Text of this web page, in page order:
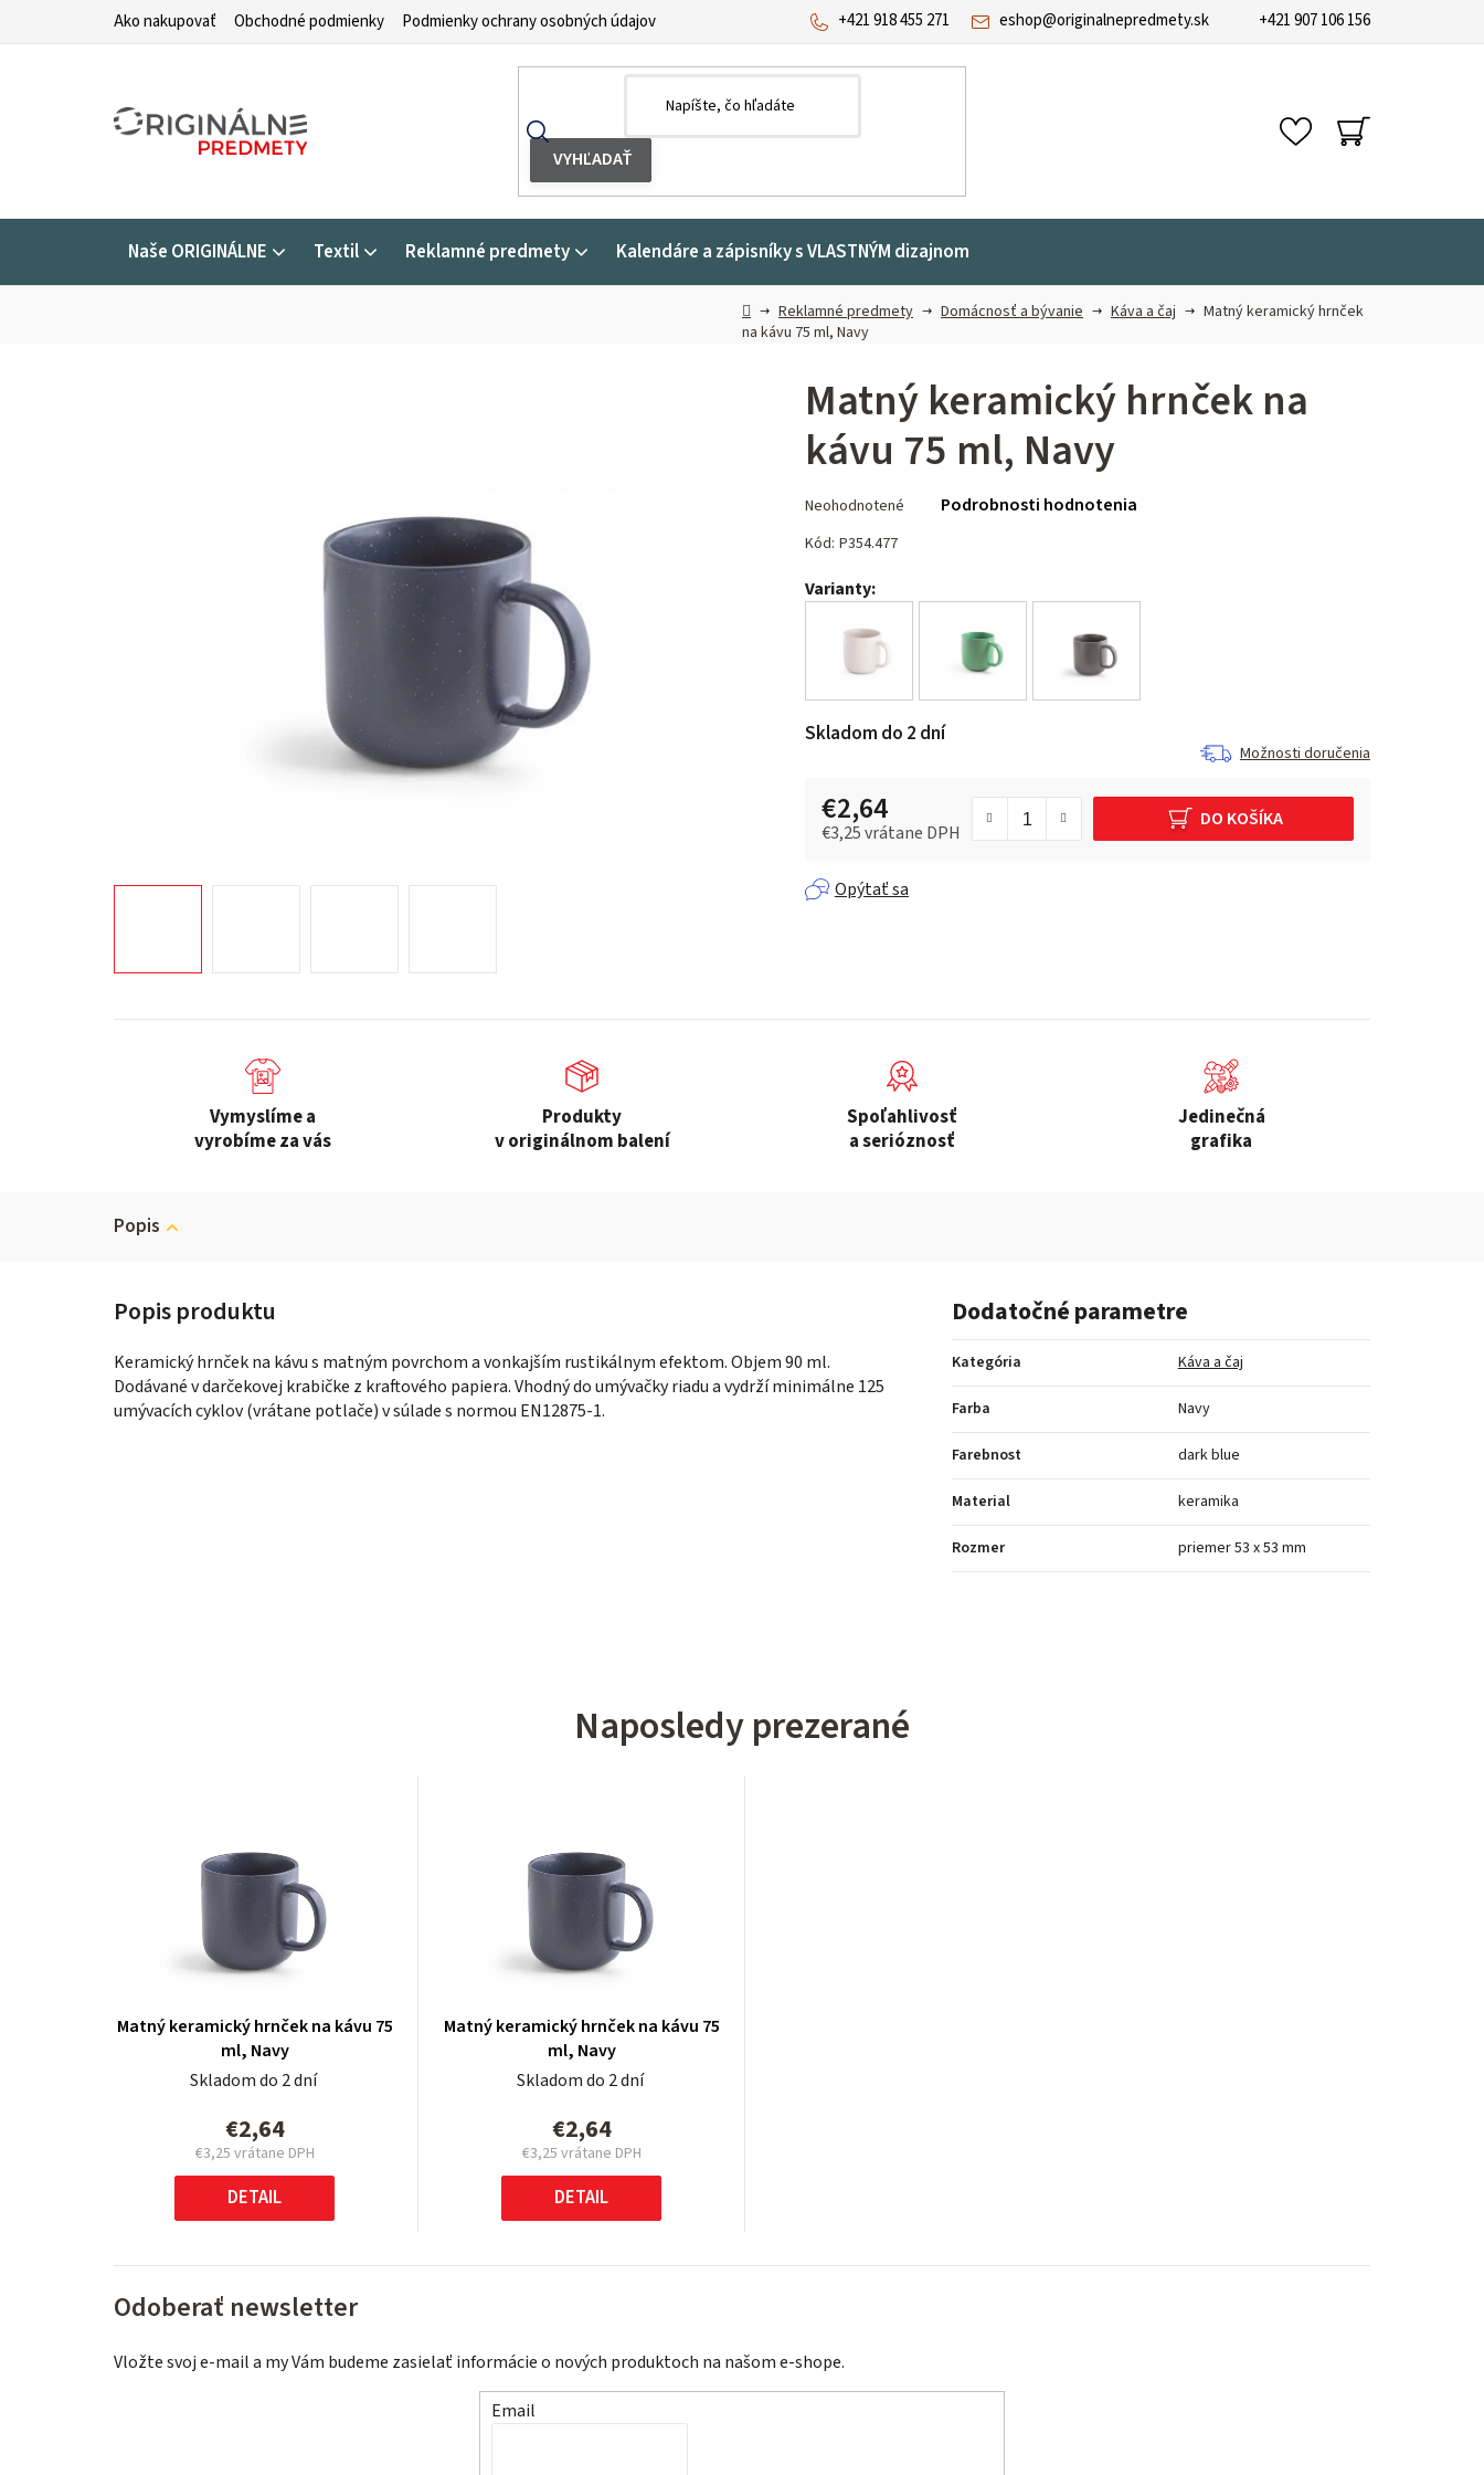
Ako nakupovať Obchodné podmienky Podmienky ochrany osobných údajov eshop@originalnepredmety.sk
+421 918 455 271 +421 907 106 156
NÁKUPNÝ
KOŠÍK
Naše ORIGINÁLNE Textil Reklamné predmety Kalendáre a zápisníky s VLASTNÝM dizajnom
DomovReklamné predmety Domácnosť a bývanie Káva a čaj
Matný keramický hrnček
na kávu 75 ml, Navy
Matný keramický hrnček na
kávu 75 ml, Navy
hodnotenie
produktu
0,0
hviezdičiek.
Neohodnotené Podrobnosti hodnotenia
Kód: P354.477
Varianty:
Skladom do 2 dní
Možnosti doručenia
€2,64
€3,25 vrátane DPH
DO KOŠÍKA
Opýtať sa
Vymyslíme a
vyrobíme za vás
Produkty
v originálnom balení
Spoľahlivosť
a serióznosť
Jedinečná
grafika
Popis
Keramický hrnček na kávu s matným povrchom a vonkajším rustikálnym efektom. Objem 90 ml.
Dodávané v darčekovej krabičke z kraftového papiera. Vhodný do umývačky riadu a vydrží minimálne 125
umývacích cyklov (vrátane potlače) v súlade s normou EN12875-1.
Dodatočné parametre
Kategória Káva a čaj
Farba Navy
Farebnost dark blue
Material keramika
Rozmer priemer 53 x 53 mm
Naposledy prezerané
Matný keramický hrnček na kávu 75
ml, Navy
Skladom do 2 dní
€2,64
€3,25 vrátane DPH
Jednotková
cena:
DETAIL
Matný keramický hrnček na kávu 75
ml, Navy
Skladom do 2 dní
€2,64
€3,25 vrátane DPH
Jednotková
cena:
DETAIL
Odoberať newsletter
Vložte svoj e-mail a my Vám budeme zasielať informácie o nových produktoch na našom e-shope.
Email